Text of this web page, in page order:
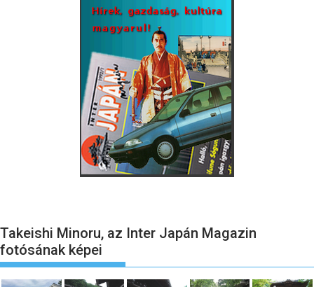
Takeishi Minoru, az Inter Japán Magazin
fotósának képei